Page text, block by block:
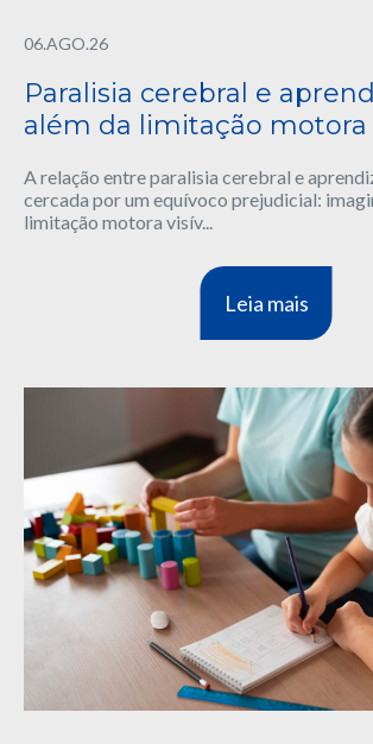
06.AGO.26
Paralisia cerebral e
além da limitação motora
A relação entre paralisia cerebral e
cercada por um equívoco prejudicial:
limitação motora visív...
Leia mais